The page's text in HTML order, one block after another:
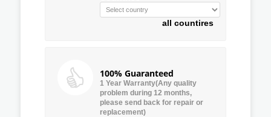
all countires
100% Guaranteed
1 Year Warranty(Any quality
problem during 12 months,
please send back for repair or
replacement)